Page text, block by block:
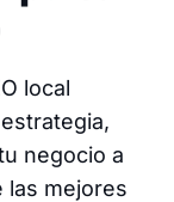
local
negocio a
las mejores